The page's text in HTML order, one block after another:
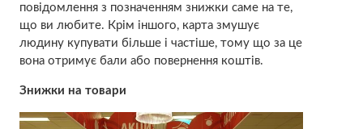
повідомлення з позначенням знижки саме на те,
що ви любите. Крім іншого, карта змушує
людину купувати більше і частіше, тому що за це
вона отримує бали або повернення коштів.
Знижки на товари